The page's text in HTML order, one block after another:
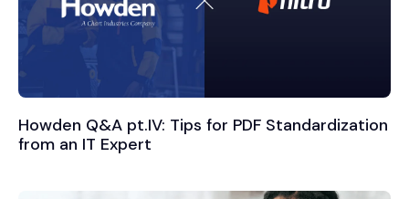
Howden Q&A pt.IV: Tips for PDF Standardization
from an IT Expert